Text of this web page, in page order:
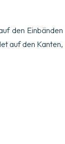
den Einbänden
auf den Kanten,